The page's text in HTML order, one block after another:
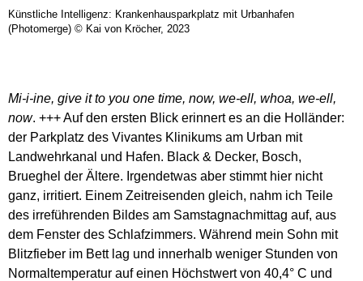
Künstliche Intelligenz: Krankenhausparkplatz mit Urbanhafen
(Photomerge) © Kai von Kröcher, 2023
Mi-i-ine, give it to you one time, now, we-ell, whoa, we-ell,
now. +++ Auf den ersten Blick erinnert es an die Holländer:
der Parkplatz des Vivantes Klinikums am Urban mit
Landwehrkanal und Hafen. Black & Decker, Bosch,
Brueghel der Ältere. Irgendetwas aber stimmt hier nicht
ganz, irritiert. Einem Zeitreisenden gleich, nahm ich Teile
des irreführenden Bildes am Samstagnachmittag auf, aus
dem Fenster des Schlafzimmers. Während mein Sohn mit
Blitzfieber im Bett lag und innerhalb weniger Stunden von
Normaltemperatur auf einen Höchstwert von 40,4° C und